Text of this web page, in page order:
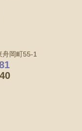
岡町55-1